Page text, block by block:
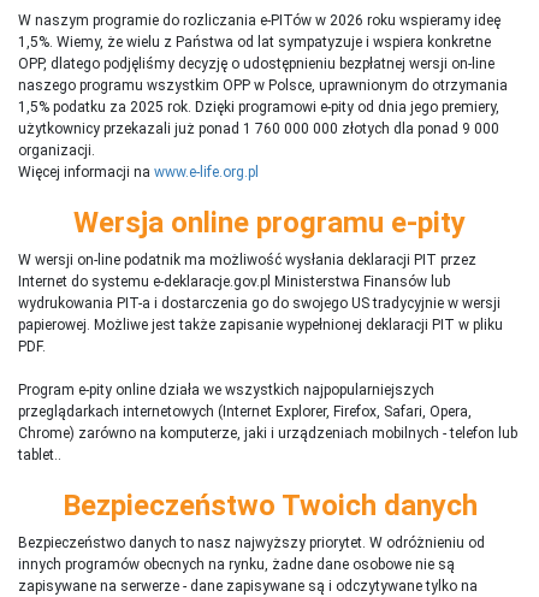
W naszym programie do rozliczania e-PITów w 2026 roku wspieramy ideę
1,5%. Wiemy, że wielu z Państwa od lat sympatyzuje i wspiera konkretne
OPP, dlatego podjęliśmy decyzję o udostępnieniu bezpłatnej wersji on-line
naszego programu wszystkim OPP w Polsce, uprawnionym do otrzymania
1,5% podatku za 2025 rok. Dzięki programowi e-pity od dnia jego premiery,
użytkownicy przekazali już ponad 1 760 000 000 złotych dla ponad 9 000
organizacji.
Więcej informacji na www.e-life.org.pl
Wersja online programu e-pity
W wersji on-line podatnik ma możliwość wysłania deklaracji PIT przez
Internet do systemu e-deklaracje.gov.pl Ministerstwa Finansów lub
wydrukowania PIT-a i dostarczenia go do swojego US tradycyjnie w wersji
papierowej. Możliwe jest także zapisanie wypełnionej deklaracji PIT w pliku
PDF.
Program e-pity online działa we wszystkich najpopularniejszych
przeglądarkach internetowych (Internet Explorer, Firefox, Safari, Opera,
Chrome) zarówno na komputerze, jaki i urządzeniach mobilnych - telefon lub
tablet..
Bezpieczeństwo Twoich danych
Bezpieczeństwo danych to nasz najwyższy priorytet. W odróżnieniu od
innych programów obecnych na rynku, żadne dane osobowe nie są
zapisywane na serwerze - dane zapisywane są i odczytywane tylko na